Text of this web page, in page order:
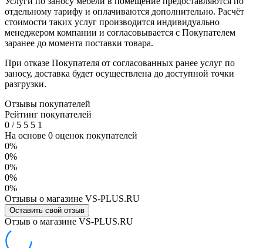
отдельному тарифу и оплачиваются дополнительно. Расчёт
стоимости таких услуг производится индивидуально
менеджером компании и согласовывается с Покупателем
заранее до момента поставки товара.
При отказе Покупателя от согласованных ранее услуг по
заносу, доставка будет осуществлена до доступной точки
разгрузки.
Отзывы покупателей
Рейтинг покупателей
0 /5 5 5 1
На основе 0 оценок покупателей
0%
0%
0%
0%
0%
Отзывы о магазине VS-PLUS.RU
Оставить свой отзыв
Отзыв о магазине VS-PLUS.RU